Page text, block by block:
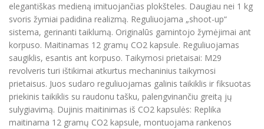
elegantiškas medieną imituojančias plokšteles. Daugiau nei 1 kg
svoris žymiai padidina realizmą. Reguliuojama „shoot-up“
sistema, gerinanti taiklumą. Originalūs gamintojo žymėjimai ant
korpuso. Maitinamas 12 gramų CO2 kapsule. Reguliuojamas
saugiklis, esantis ant korpuso. Taikymosi prietaisai: M29
revolveris turi ištikimai atkurtus mechaninius taikymosi
prietaisus. Juos sudaro reguliuojamas galinis taikiklis ir fiksuotas
priekinis taikiklis su raudonu tašku, palengvinančiu greitą jų
sulygiavimą. Dujinis maitinimas iš CO2 kapsulės: Replika
maitinama 12 gramų CO2 kapsule, montuojama rankenos